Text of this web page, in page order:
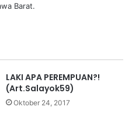
Barat.
LAKI APA PEREMPUAN?!
(Art.Salayok59)
Oktober 24, 2017